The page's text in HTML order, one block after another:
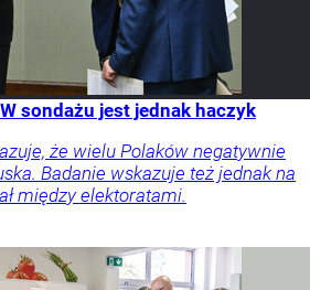
sondażu jest jednak haczyk
że wielu Polaków negatywnie
Badanie wskazuje też jednak na
między elektoratami.